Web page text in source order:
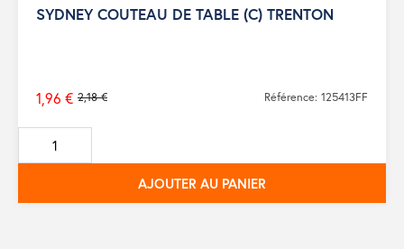
SYDNEY COUTEAU DE TABLE (C) TRENTON
Prix
de
base
2,18 €
1,96 € Référence: 125413FF
AJOUTER AU PANIER